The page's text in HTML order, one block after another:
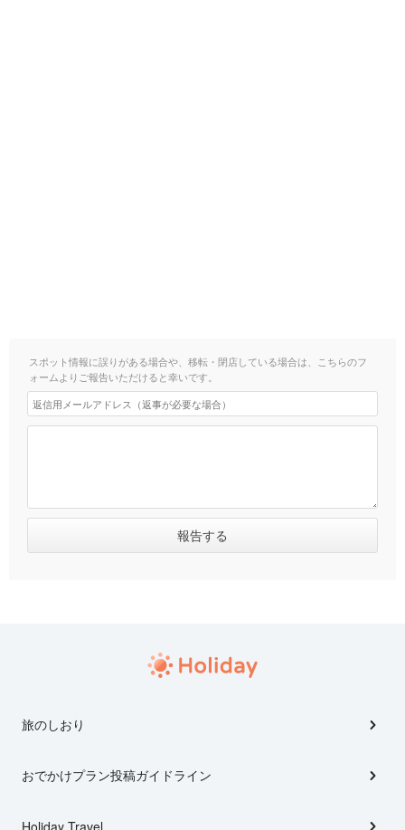
スポット情報に誤りがある場合や、移転・閉店している場合は、こちらのフ
ォームよりご報告いただけると幸いです。
旅のしおり
おでかけプラン投稿ガイドライン
Holiday Travel